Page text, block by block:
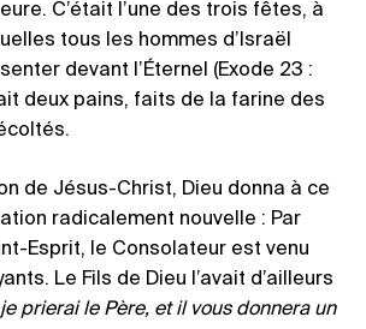
C’était l’une des trois fêtes, à
tous les hommes d’Israël
devant l’Éternel (Exode 23 :
deux pains, faits de la farine des
de Jésus-Christ, Dieu donna à ce
radicalement nouvelle : Par
Esprit, le Consolateur est venu
Le Fils de Dieu l’avait d’ailleurs
prierai le Père, et il vous donnera un